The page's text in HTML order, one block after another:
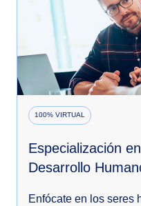
100% VIRTUAL
Especialización
Desarrollo
Enfócate en los seres